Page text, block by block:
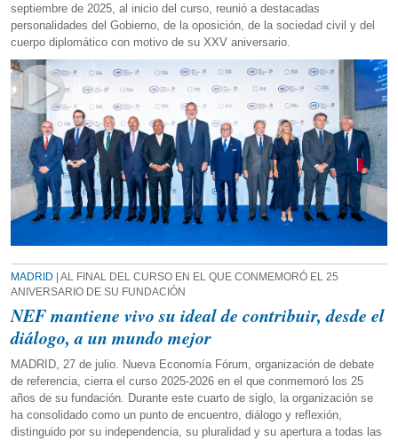
septiembre de 2025, al inicio del curso, reunió a destacadas
personalidades del Gobierno, de la oposición, de la sociedad civil y del
cuerpo diplomático con motivo de su XXV aniversario.
MADRID | AL FINAL DEL CURSO EN EL QUE CONMEMORÓ EL 25
ANIVERSARIO DE SU FUNDACIÓN
NEF mantiene vivo su ideal de contribuir, desde el
diálogo, a un mundo mejor
MADRID, 27 de julio. Nueva Economía Fórum, organización de debate
de referencia, cierra el curso 2025-2026 en el que conmemoró los 25
años de su fundación. Durante este cuarto de siglo, la organización se
ha consolidado como un punto de encuentro, diálogo y reflexión,
distinguido por su independencia, su pluralidad y su apertura a todas las